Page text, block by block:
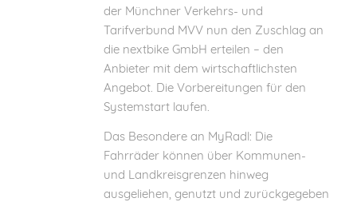
der Münchner Verkehrs- und
Tarifverbund MVV nun den Zuschlag an
die nextbike GmbH erteilen – den
Anbieter mit dem wirtschaftlichsten
Angebot. Die Vorbereitungen für den
Systemstart laufen.
Das Besondere an MyRadl: Die
Fahrräder können über Kommunen-
und Landkreisgrenzen hinweg
ausgeliehen, genutzt und zurückgegeben